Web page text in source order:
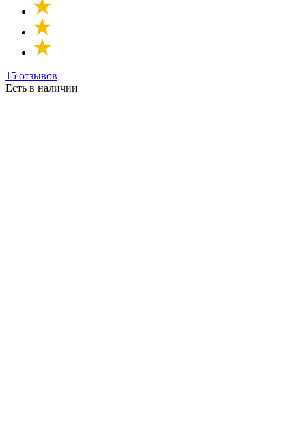
15 отзывов
Есть в наличии